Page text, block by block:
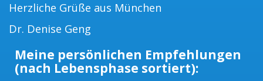
Herzliche Grüße aus München
Dr. Denise Geng
Meine persönlichen Empfehlungen
(nach Lebensphase sortiert):